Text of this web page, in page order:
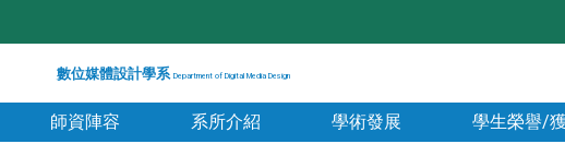
數位媒體設計學系 Department of Digital Media Design
師資陣容 系所介紹 學術發展 學生榮譽/